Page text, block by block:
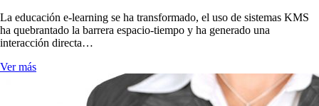
La educación e-learning se ha transformado, el uso de sistemas KMS
ha quebrantado la barrera espacio-tiempo y ha generado una
interacción directa…
Ver más